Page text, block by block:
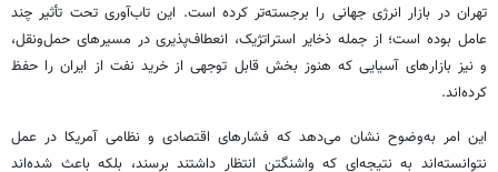
تهران در بازار انرژی جهانی را برجسته‌تر کرده است. این تاب‌آوری تحت تأثیر چند
عامل بوده است؛ از جمله ذخایر استراتژیک، انعطاف‌پذیری در مسیرهای حمل‌ونقل،
و نیز بازارهای آسیایی که هنوز بخش قابل توجهی از خرید نفت از ایران را حفظ
کرده‌اند.
این امر به‌وضوح نشان می‌دهد که فشارهای اقتصادی و نظامی آمریکا در عمل
نتوانسته‌اند به نتیجه‌ای که واشنگتن انتظار داشتند برسند، بلکه باعث شده‌اند